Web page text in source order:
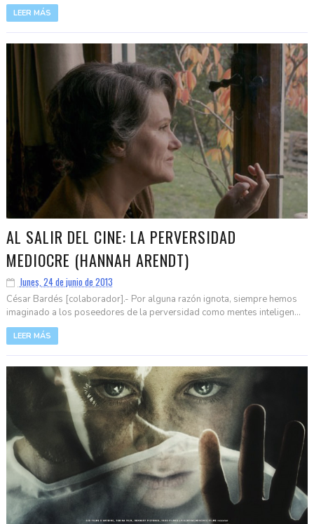
LEER MÁS
AL SALIR DEL CINE: LA PERVERSIDAD
MEDIOCRE (HANNAH ARENDT)
lunes, 24 de junio de 2013
César Bardés [colaborador].- Por alguna razón ignota, siempre hemos
imaginado a los poseedores de la perversidad como mentes inteligen...
LEER MÁS